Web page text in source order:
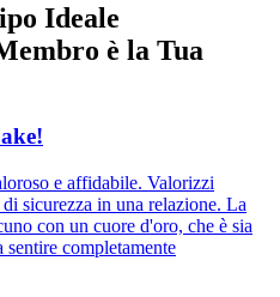
Ideale
è la Tua
e affidabile. Valorizzi
sicurezza in una relazione. La
con un cuore d'oro, che è sia
sentire completamente